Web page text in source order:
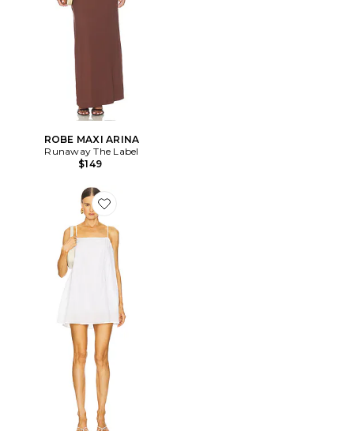
ROBE MAXI ARINA
Runaway The Label
$149
Favorite ROBE COURTE GATHERED BANDEAU